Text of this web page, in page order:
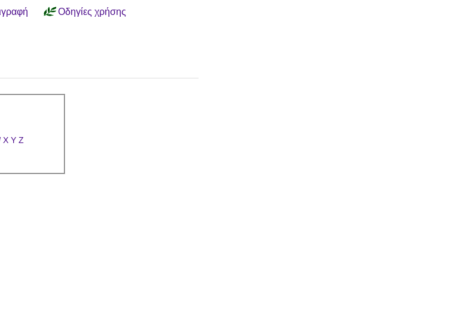
Οδηγίες χρήσης
X Y Z